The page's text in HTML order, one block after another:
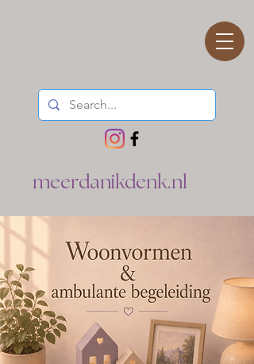
meerdanikdenk.nl